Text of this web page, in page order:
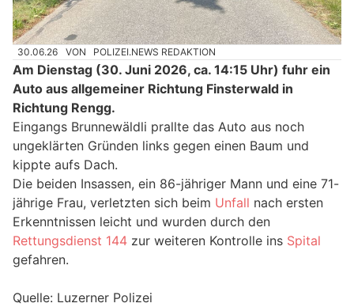
30.06.26 VON POLIZEI.NEWS REDAKTION
Am Dienstag (30. Juni 2026, ca. 14:15 Uhr) fuhr ein
Auto aus allgemeiner Richtung Finsterwald in
Richtung Rengg.
Eingangs Brunnewäldli prallte das Auto aus noch
ungeklärten Gründen links gegen einen Baum und
kippte aufs Dach.
Die beiden Insassen, ein 86-jähriger Mann und eine 71-
jährige Frau, verletzten sich beim Unfall nach ersten
Erkenntnissen leicht und wurden durch den
Rettungsdienst 144 zur weiteren Kontrolle ins Spital
gefahren.
Quelle: Luzerner Polizei